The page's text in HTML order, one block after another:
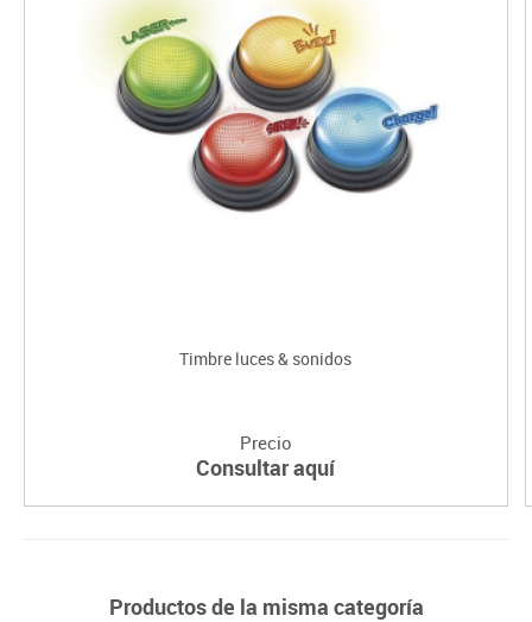
Timbre luces & sonidos
Precio
Consultar aquí
Productos de la misma categoría